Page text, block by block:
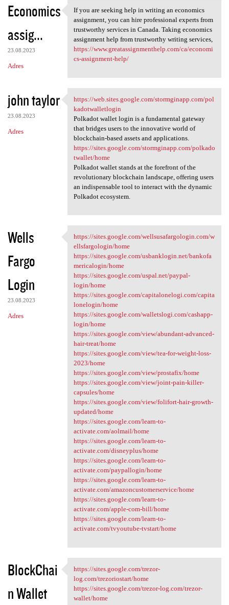
Economics
assig...
23.08.2023
Adres
If you are seeking help in
If you are seeking help in writing an economics
assignment, you can hire professional experts from
trustworthy services in Canada. Taking economics
assignment help from trustworthy writing services,
https://www.greatassignmenthelp.com/ca/economi
cs-assignment-help/
john taylor
23.08.2023
Adres
https://web.sites.google.com
https://web.sites.google.com/stormginapp.com/pol
kadotwalletlogin
Polkadot wallet login is a fundamental gateway
that bridges users to the innovative world of
blockchain-based assets and applications.
https://sites.google.com/stormginapp.com/polkado
twallet/home
Polkadot wallet stands at the forefront of the
revolutionary blockchain landscape, offering users
an indispensable tool to interact with the dynamic
Polkadot ecosystem.
Wells
Fargo
Login
23.08.2023
Adres
https://sites.google.com
https://sites.google.com/wellsusafargologin.com/w
ellsfargologin/home
https://sites.google.com/usbanklogin.net/bankofa
mericalogin/home
https://sites.google.com/uspal.net/paypal-
login/home
https://sites.google.com/capitalonelogi.com/capita
lonelogin/home
https://sites.google.com/walletslogi.com/cashapp-
login/home
https://sites.google.com/view/abundant-advanced-
hair-treat/home
https://sites.google.com/view/tea-for-weight-loss-
2023/home
https://sites.google.com/view/prostafix/home
https://sites.google.com/view/joint-pain-killer-
capsules/home
https://sites.google.com/view/folifort-hair-growth-
updated/home
https://sites.google.com/learn-to-
activate.com/aolmail/home
https://sites.google.com/learn-to-
activate.com/disneyplus/home
https://sites.google.com/learn-to-
activate.com/paypallogin/home
https://sites.google.com/learn-to-
activate.com/amazoncustomerservice/home
https://sites.google.com/learn-to-
activate.com/apple-com-bill/home
https://sites.google.com/learn-to-
activate.com/tvyoutube-tvstart/home
BlockChai
n Wallet
https://sites.google.com
https://sites.google.com/trezor-
log.com/trezoriostart/home
https://sites.google.com/trezor-log.com/trezor-
wallet/home